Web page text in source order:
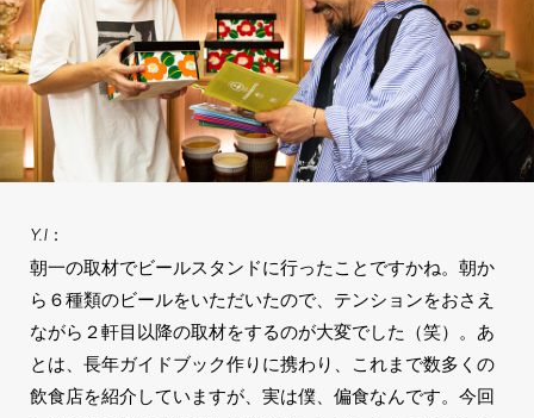
Y.I：
朝一の取材でビールスタンドに行ったことですかね。朝か
ら６種類のビールをいただいたので、テンションをおさえ
ながら２軒目以降の取材をするのが大変でした（笑）。あ
とは、長年ガイドブック作りに携わり、これまで数多くの
飲食店を紹介していますが、実は僕、偏食なんです。今回